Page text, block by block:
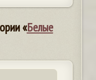
«Белые